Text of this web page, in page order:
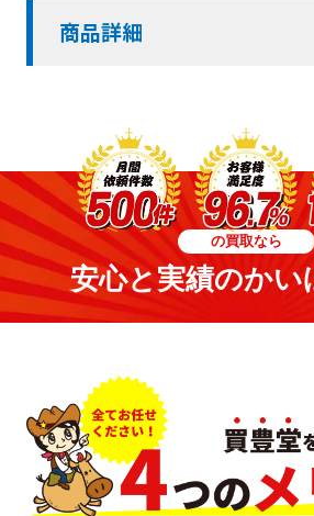
商品詳細
の買取なら
安心と実績のかい